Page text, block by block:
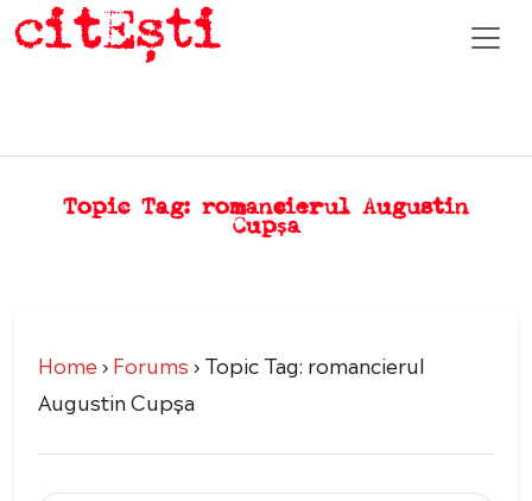
Topic Tag: romancierul Augustin
Cupșa
Home›Forums›Topic Tag: romancierul
Augustin Cupșa